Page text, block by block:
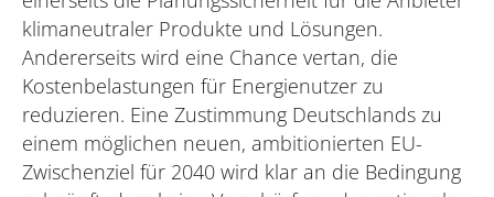
klimaneutraler Produkte und Lösungen.
Andererseits wird eine Chance vertan, die
Kostenbelastungen für Energienutzer zu
reduzieren. Eine Zustimmung Deutschlands zu
einem möglichen neuen, ambitionierten EU-
Zwischenziel für 2040 wird klar an die Bedingung